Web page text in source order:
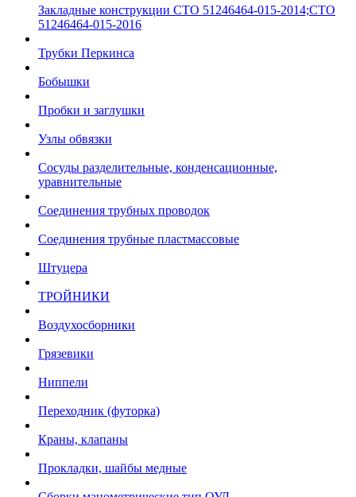
Закладные конструкции СТО 51246464-015-2014;СТО
51246464-015-2016
Трубки Перкинса
Бобышки
Пробки и заглушки
Узлы обвязки
Сосуды разделительные, конденсационные,
уравнительные
Соединения трубных проводок
Соединения трубные пластмассовые
Штуцера
ТРОЙНИКИ
Воздухосборники
Грязевики
Ниппели
Переходник (футорка)
Краны, клапаны
Прокладки, шайбы медные